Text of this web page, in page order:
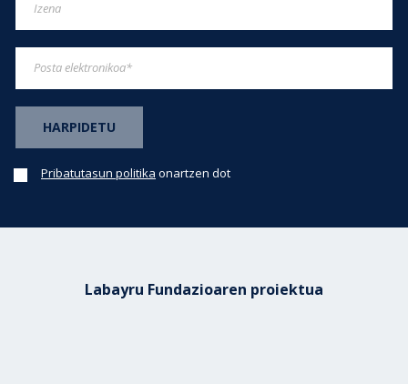
Pribatutasun politika onartzen dot
Labayru Fundazioaren proiektua